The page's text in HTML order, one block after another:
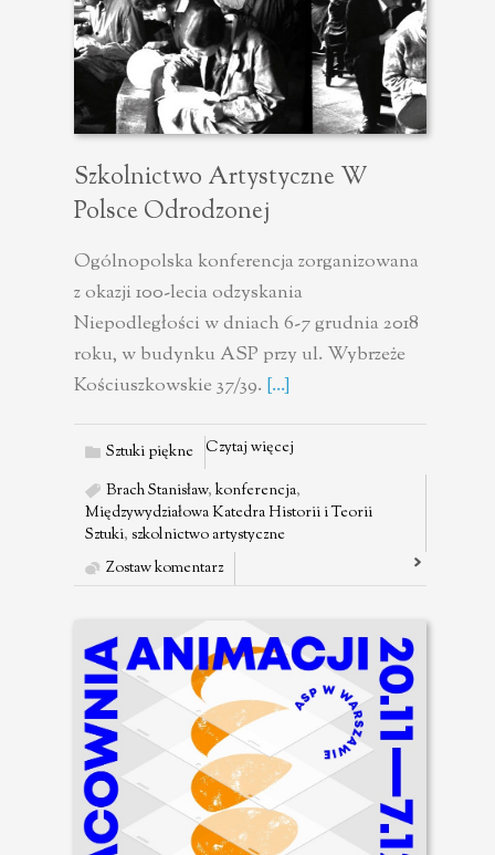
Szkolnictwo Artystyczne W
Polsce Odrodzonej
Ogólnopolska konferencja zorganizowana
z okazji 100-lecia odzyskania
Niepodległości w dniach 6-7 grudnia 2018
roku, w budynku ASP przy ul. Wybrzeże
Kościuszkowskie 37/39. [...]
Sztuki piękne
Brach Stanisław, konferencja,
Międzywydziałowa Katedra Historii i Teorii
Sztuki, szkolnictwo artystyczne
Zostaw komentarz
Czytaj więcej